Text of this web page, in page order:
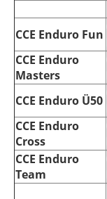
CCE Enduro Fun
CCE Enduro
Masters
CCE Enduro Ü50
CCE Enduro
Cross
CCE Enduro
Team